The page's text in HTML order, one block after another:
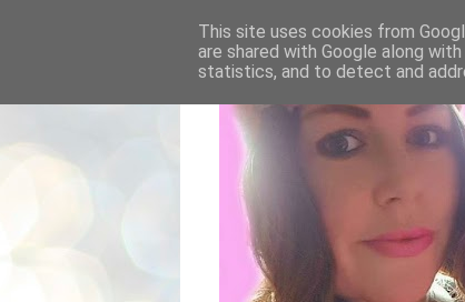
This site uses cookies from
are shared with Google along
statistics, and to detect and